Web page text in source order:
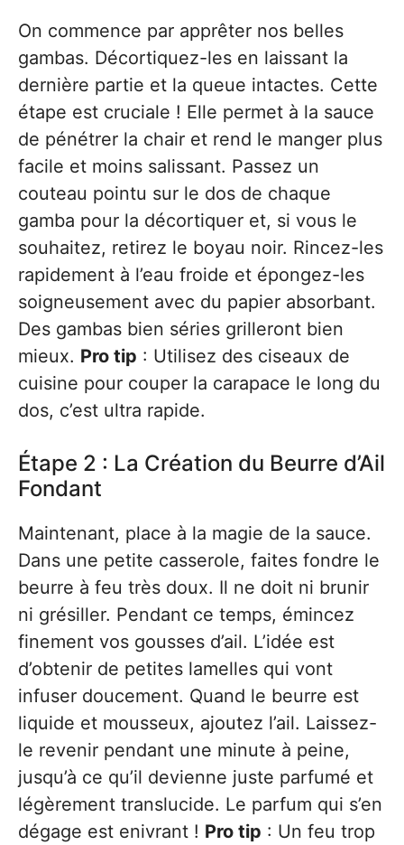
On commence par apprêter nos belles
gambas. Décortiquez-les en laissant la
dernière partie et la queue intactes. Cette
étape est cruciale ! Elle permet à la sauce
de pénétrer la chair et rend le manger plus
facile et moins salissant. Passez un
couteau pointu sur le dos de chaque
gamba pour la décortiquer et, si vous le
souhaitez, retirez le boyau noir. Rincez-les
rapidement à l’eau froide et épongez-les
soigneusement avec du papier absorbant.
Des gambas bien séries grilleront bien
mieux. Pro tip : Utilisez des ciseaux de
cuisine pour couper la carapace le long du
dos, c’est ultra rapide.
Étape 2 : La Création du Beurre d’Ail
Fondant
Maintenant, place à la magie de la sauce.
Dans une petite casserole, faites fondre le
beurre à feu très doux. Il ne doit ni brunir
ni grésiller. Pendant ce temps, émincez
finement vos gousses d’ail. L’idée est
d’obtenir de petites lamelles qui vont
infuser doucement. Quand le beurre est
liquide et mousseux, ajoutez l’ail. Laissez-
le revenir pendant une minute à peine,
jusqu’à ce qu’il devienne juste parfumé et
légèrement translucide. Le parfum qui s’en
dégage est enivrant ! Pro tip : Un feu trop